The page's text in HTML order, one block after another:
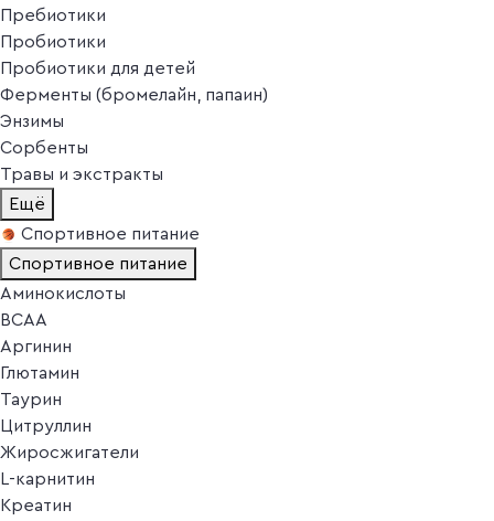
Пребиотики
Пробиотики
Пробиотики для детей
Ферменты (бромелайн, папаин)
Энзимы
Сорбенты
Травы и экстракты
Ещё
Спортивное питание
Спортивное питание
Аминокислоты
BCAA
Аргинин
Глютамин
Таурин
Цитруллин
Жиросжигатели
L-карнитин
Креатин